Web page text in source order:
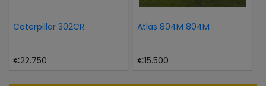
Caterpillar 302CR
€22.750
Atlas 804M 804M
€15.500